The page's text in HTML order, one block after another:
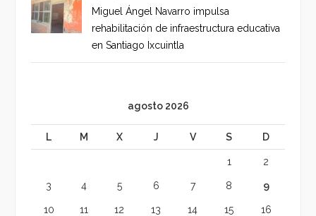
Miguel Ángel Navarro impulsa
rehabilitación de infraestructura educativa
en Santiago Ixcuintla
agosto 2026
L M X J V S D
1 2
3 4 5 6 7 8 9
10 11 12 13 14 15 16